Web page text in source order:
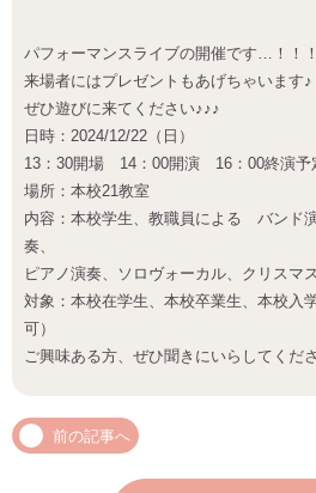
パフォーマンスライブの開催です…！！！
来場者にはプレゼントもあげちゃいます♪
ぜひ遊びに来てください♪♪♪
日時：2024/12/22（日）
13：30開場 14：00開演 16：00終
場所：本校21教室
内容：本校学生、教職員による バンド
奏、
ピアノ演奏、ソロヴォーカル、クリスマ
対象：本校在学生、本校卒業生、本校
可）
ご興味ある方、ぜひ聞きにいらしてくだ
前の記事へ